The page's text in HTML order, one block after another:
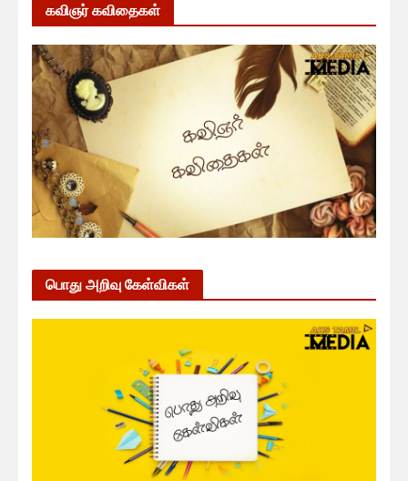
கவிஞர் கவிதைகள்
பொது அறிவு கேள்விகள்